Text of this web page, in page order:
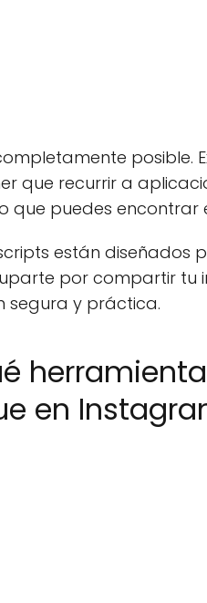
posible.
que recurrir a
que puedes encontrar
están diseñados
por compartir tu
segura y práctica.
en